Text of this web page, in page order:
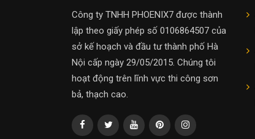
Công ty TNHH PHOENIX7 được thành
lập theo giấy phép số 0106864507 của
sở kế hoạch và đầu tư thành phố Hà
Nội cấp ngày 29/05/2015. Chúng tôi
hoạt động trên lĩnh vực thi công sơn
bả, thạch cao.